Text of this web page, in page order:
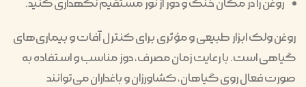
روغن را در مکان خنک و دور از نور مستقیم نگهداری کنید.
روغن ولک ابزار طبیعی و مؤثری برای کنترل آفات و بیماری‌های
گیاهی است. با رعایت زمان مصرف، دوز مناسب و استفاده به
صورت فعال روی گیاهان، کشاورزان و باغداران می‌توانند